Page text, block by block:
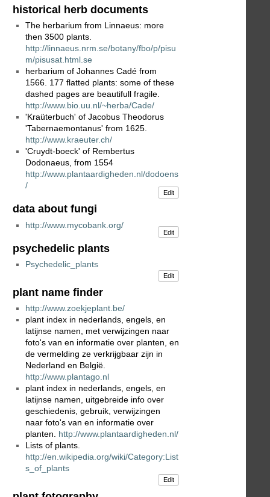
historical herb documents
The herbarium from Linnaeus: more
then 3500 plants.
http://linnaeus.nrm.se/botany/fbo/p/pisu
m/pisusat.html.se
herbarium of Johannes Cadé from
1566. 177 flatted plants: some of these
dashed pages are beautifull fragile.
http://www.bio.uu.nl/~herba/Cade/
'Kraüterbuch' of Jacobus Theodorus
'Tabernaemontanus' from 1625.
http://www.kraeuter.ch/
'Cruydt-boeck' of Rembertus
Dodonaeus, from 1554
http://www.plantaardigheden.nl/dodoens
/
Edit
data about fungi
http://www.mycobank.org/
Edit
psychedelic plants
Psychedelic_plants
Edit
plant name finder
http://www.zoekjeplant.be/
plant index in nederlands, engels, en
latijnse namen, met verwijzingen naar
foto's van en informatie over planten, en
de vermelding ze verkrijgbaar zijn in
Nederland en België.
http://www.plantago.nl
plant index in nederlands, engels, en
latijnse namen, uitgebreide info over
geschiedenis, gebruik, verwijzingen
naar foto's van en informatie over
planten. http://www.plantaardigheden.nl/
Lists of plants.
http://en.wikipedia.org/wiki/Category:List
s_of_plants
Edit